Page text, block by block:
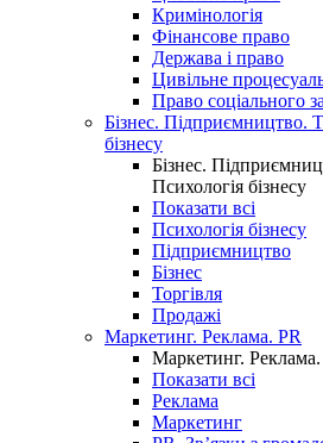
Кримінологія
Фінансове право
Держава і право
Цивільне
Право соціального
Бізнес. Підприємництво.
бізнесу
Бізнес.
Психологія бізнесу
Показати всі
Психологія бізнесу
Підприємництво
Бізнес
Торгівля
Продажі
Маркетинг. Реклама. PR
Маркетинг. Реклама.
Показати всі
Реклама
Маркетинг